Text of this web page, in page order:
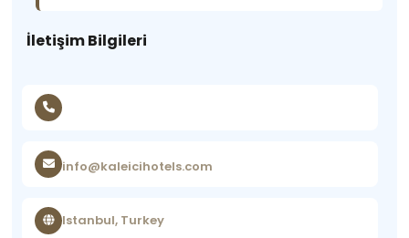
İletişim Bilgileri
info@kaleicihotels.com
Istanbul, Turkey